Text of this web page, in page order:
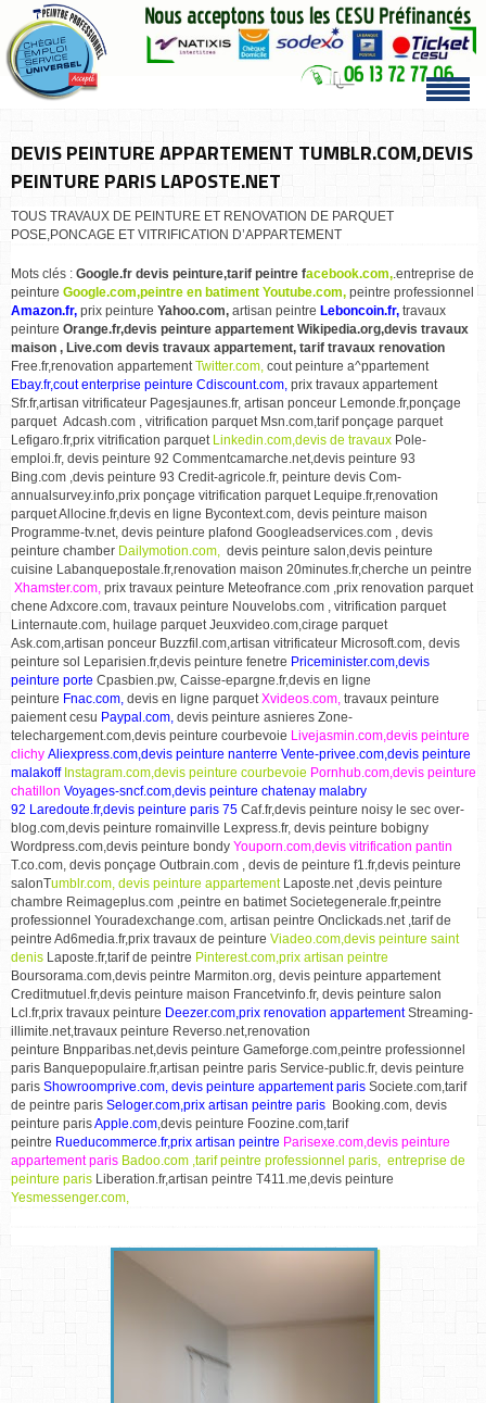
DEVIS PEINTURE APPARTEMENT TUMBLR.COM,DEVIS
PEINTURE PARIS LAPOSTE.NET
TOUS TRAVAUX DE PEINTURE ET RENOVATION DE PARQUET
POSE,PONCAGE ET VITRIFICATION D’APPARTEMENT
Mots clés : Google.fr devis peinture,tarif peintre facebook.com,.entreprise de
peinture Google.com,peintre en batiment Youtube.com, peintre professionnel
Amazon.fr, prix peinture Yahoo.com, artisan peintre Leboncoin.fr, travaux
peinture Orange.fr,devis peinture appartement Wikipedia.org,devis travaux
maison , Live.com devis travaux appartement, tarif travaux renovation
Free.fr,renovation appartementTwitter.com, cout peinture a^ppartement
Ebay.fr,cout enterprise peinture Cdiscount.com, prix travaux appartement
Sfr.fr,artisan vitrificateur Pagesjaunes.fr, artisan ponceur Lemonde.fr,ponçage
parquet Adcash.com , vitrification parquet Msn.com,tarif ponçage parquet
Lefigaro.fr,prix vitrification parquet Linkedin.com,devis de travaux Pole-
emploi.fr, devis peinture 92 Commentcamarche.net,devis peinture 93
Bing.com ,devis peinture 93 Credit-agricole.fr, peinture devis Com-
annualsurvey.info,prix ponçage vitrification parquet Lequipe.fr,renovation
parquet Allocine.fr,devis en ligne Bycontext.com, devis peinture maison
Programme-tv.net, devis peinture plafond Googleadservices.com , devis
peinture chamber Dailymotion.com, devis peinture salon,devis peinture
cuisine Labanquepostale.fr,renovation maison 20minutes.fr,cherche un peintre
Xhamster.com, prix travaux peinture Meteofrance.com ,prix renovation parquet
chene Adxcore.com, travaux peinture Nouvelobs.com , vitrification parquet
Linternaute.com, huilage parquet Jeuxvideo.com,cirage parquet
Ask.com,artisan ponceur Buzzfil.com,artisan vitrificateur Microsoft.com, devis
peinture sol Leparisien.fr,devis peinture fenetre Priceminister.com,devis
peinture porte Cpasbien.pw, Caisse-epargne.fr,devis en ligne
peinture Fnac.com, devis en ligne parquetXvideos.com, travaux peinture
paiement cesu Paypal.com, devis peinture asnieres Zone-
telechargement.com,devis peinture courbevoie Livejasmin.com,devis peinture
clichy Aliexpress.com,devis peinture nanterre Vente-privee.com,devis peinture
malakoff Instagram.com,devis peinture courbevoie Pornhub.com,devis peinture
chatillon Voyages-sncf.com,devis peinture chatenay malabry
92 Laredoute.fr,devis peinture paris 75 Caf.fr,devis peinture noisy le sec over-
blog.com,devis peinture romainville Lexpress.fr, devis peinture bobigny
Wordpress.com,devis peinture bondy Youporn.com,devis vitrification pantin
T.co.com, devis ponçage Outbrain.com , devis de peinture f1.fr,devis peinture
salonTumblr.com, devis peinture appartement Laposte.net ,devis peinture
chambre Reimageplus.com ,peintre en batimet Societegenerale.fr,peintre
professionnel Youradexchange.com, artisan peintre Onclickads.net ,tarif de
peintre Ad6media.fr,prix travaux de peinture Viadeo.com,devis peinture saint
denis Laposte.fr,tarif de peintre Pinterest.com,prix artisan peintre
Boursorama.com,devis peintre Marmiton.org, devis peinture appartement
Creditmutuel.fr,devis peinture maison Francetvinfo.fr, devis peinture salon
Lcl.fr,prix travaux peinture Deezer.com,prix renovation appartementStreaming-
illimite.net,travaux peinture Reverso.net,renovation
peinture Bnpparibas.net,devis peinture Gameforge.com,peintre professionnel
paris Banquepopulaire.fr,artisan peintre paris Service-public.fr, devis peinture
paris Showroomprive.com, devis peinture appartement paris Societe.com,tarif
de peintre paris Seloger.com,prix artisan peintre paris Booking.com, devis
peinture parisApple.com,devis peinture Foozine.com,tarif
peintre Rueducommerce.fr,prix artisan peintre Parisexe.com,devis peinture
appartement paris Badoo.com ,tarif peintre professionnel paris, entreprise de
peinture paris Liberation.fr,artisan peintre T411.me,devis peinture
Yesmessenger.com,